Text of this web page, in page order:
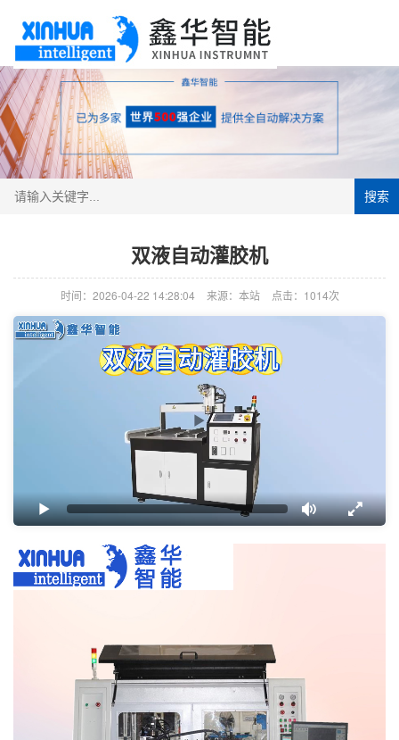
搜索
双液自动灌胶机
时间：2026-04-22 14:28:04 来源：本站 点击：1014次